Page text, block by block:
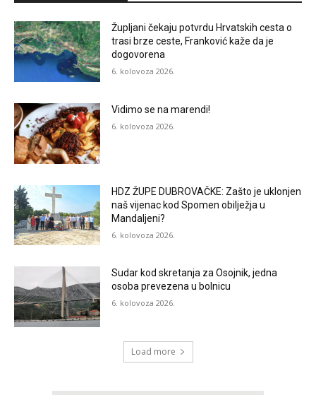
Župljani čekaju potvrdu Hrvatskih cesta o
trasi brze ceste, Franković kaže da je
dogovorena
6. kolovoza 2026.
Vidimo se na marendi!
6. kolovoza 2026.
HDZ ŽUPE DUBROVAČKE: Zašto je uklonjen
naš vijenac kod Spomen obilježja u
Mandaljeni?
6. kolovoza 2026.
Sudar kod skretanja za Osojnik, jedna
osoba prevezena u bolnicu
6. kolovoza 2026.
Load more